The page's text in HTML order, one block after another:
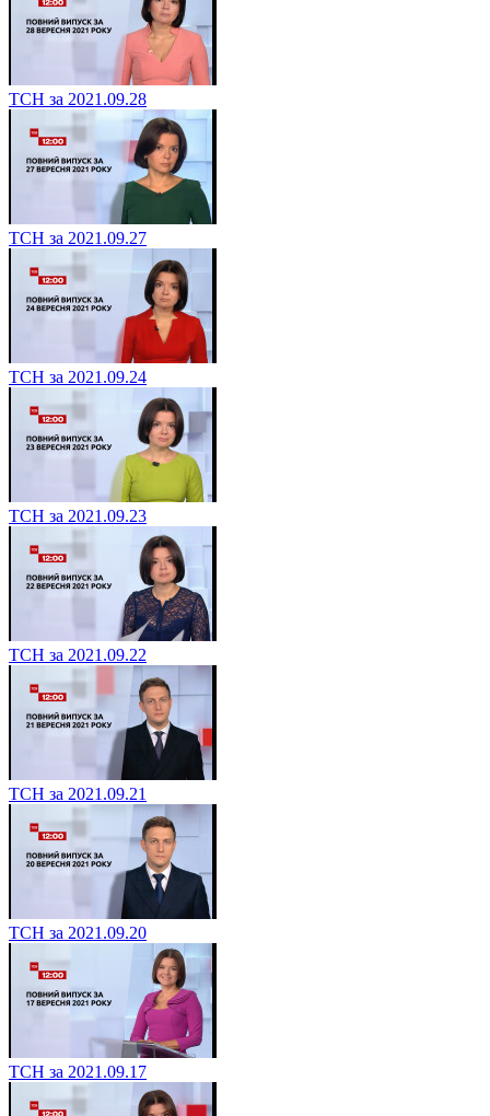
ТСН за 2021.09.28
ТСН за 2021.09.27
ТСН за 2021.09.24
ТСН за 2021.09.23
ТСН за 2021.09.22
ТСН за 2021.09.21
ТСН за 2021.09.20
ТСН за 2021.09.17